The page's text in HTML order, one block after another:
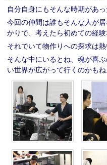
自分自身にもそんな時期があっ
今回の仲間は誰もそんな人が
かりで、考えたら初めての経
それでいて物作りへの探求は熱
そんな中にいるとね、魂が喜
い世界が広がって行くのかもね